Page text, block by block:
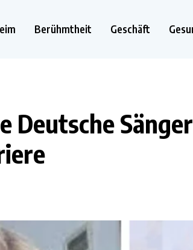
Berühmtheit Geschäft
Deutsche